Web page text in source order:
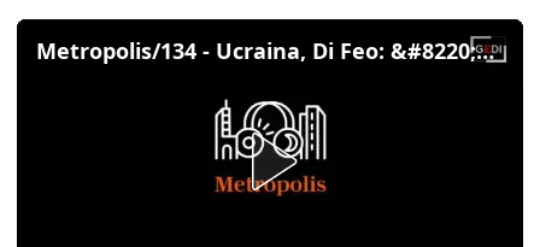
Metropolis/134 - Ucraina, Di Feo: &#8220;Perché la Russia vuole dominare lo spazio e gli Usa ridisegnano i satelliti"